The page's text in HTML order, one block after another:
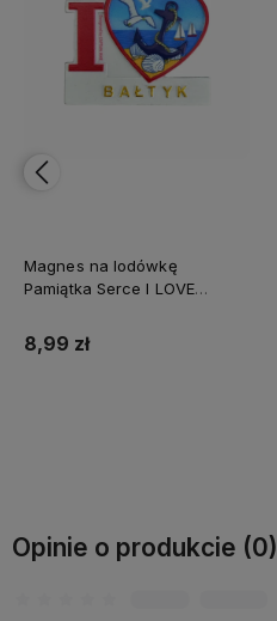
Magnes na lodówkę
Pamiątka Serce I LOVE
8,99 zł
Opinie o produkcie (0)